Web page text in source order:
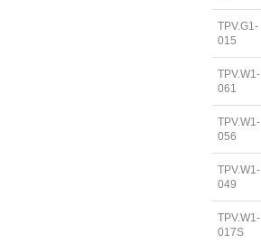
TPV.G1-
015
TPV.W1-
061
TPV.W1-
056
TPV.W1-
049
TPV.W1-
017S